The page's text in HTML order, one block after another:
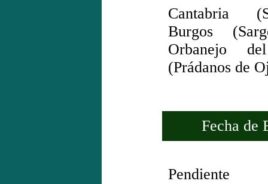
Cantabria
Burgos
Orbanejo
(Prádanos de
Fecha de
Pendiente